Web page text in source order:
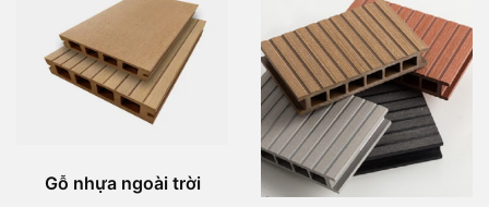
Gỗ nhựa ngoài trời